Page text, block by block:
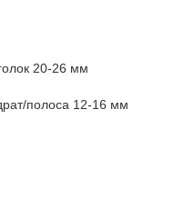
20-26 мм
полоса 12-16 мм